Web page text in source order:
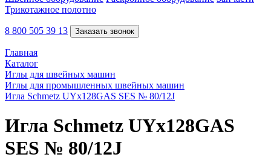
Трикотажное полотно
8 800 505 39 13 Заказать звонок
Главная
Каталог
Иглы для швейных машин
Иглы для промышленных швейных машин
Игла Schmetz UYx128GAS SES № 80/12J
Игла Schmetz UYx128GAS
SES № 80/12J